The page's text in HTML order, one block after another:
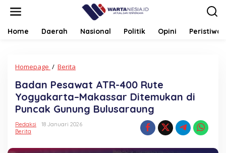
Home Daerah Nasional Politik Opini Peristiwa
Homepage / Berita
ATR-
400
Rute
Yogyakarta–
Makassar
Puncak
Badan Pesawat ATR-400 Rute
Yogyakarta–Makassar Ditemukan di
Puncak Gunung Bulusaraung
Redaksi
18 Januari 2026
Berita